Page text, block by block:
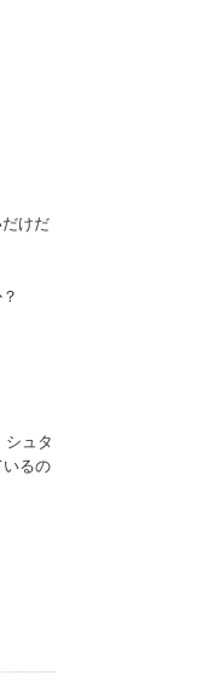
けだ
シュタ
いるの